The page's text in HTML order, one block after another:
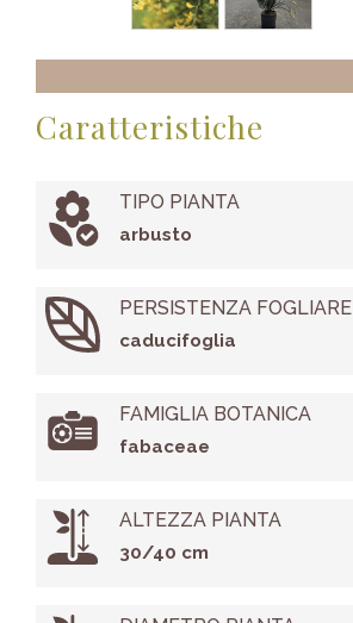
Caratteristiche
TIPO PIANTA
arbusto
PERSISTENZA FOGLIARE
caducifoglia
FAMIGLIA BOTANICA
fabaceae
ALTEZZA PIANTA
30/40 cm